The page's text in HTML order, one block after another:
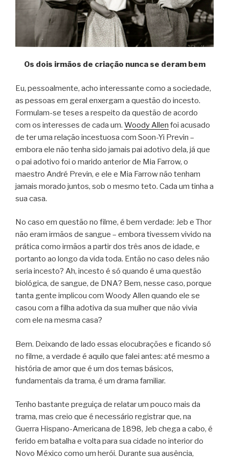
Os dois irmãos de criação nunca se deram bem
Eu, pessoalmente, acho interessante como a sociedade,
as pessoas em geral enxergam a questão do incesto.
Formulam-se teses a respeito da questão de acordo
com os interesses de cada um. Woody Allen foi acusado
de ter uma relação incestuosa com Soon-Yi Previn –
embora ele não tenha sido jamais pai adotivo dela, já que
o pai adotivo foi o marido anterior de Mia Farrow, o
maestro André Previn, e ele e Mia Farrow não tenham
jamais morado juntos, sob o mesmo teto. Cada um tinha a
sua casa.
No caso em questão no filme, é bem verdade: Jeb e Thor
não eram irmãos de sangue – embora tivessem vivido na
prática como irmãos a partir dos três anos de idade, e
portanto ao longo da vida toda. Então no caso deles não
seria incesto? Ah, incesto é só quando é uma questão
biológica, de sangue, de DNA? Bem, nesse caso, porque
tanta gente implicou com Woody Allen quando ele se
casou com a filha adotiva da sua mulher que não vivia
com ele na mesma casa?
Bem. Deixando de lado essas elocubrações e ficando só
no filme, a verdade é aquilo que falei antes: até mesmo a
história de amor que é um dos temas básicos,
fundamentais da trama, é um drama familiar.
Tenho bastante preguiça de relatar um pouco mais da
trama, mas creio que é necessário registrar que, na
Guerra Hispano-Americana de 1898, Jeb chega a cabo, é
ferido em batalha e volta para sua cidade no interior do
Novo México como um herói. Durante sua ausência,